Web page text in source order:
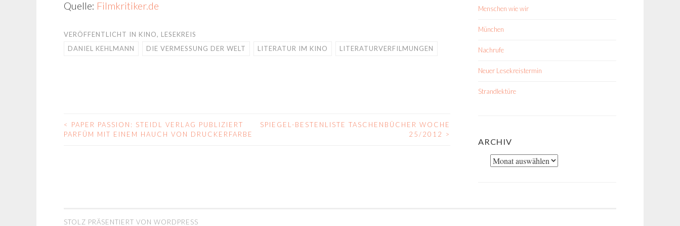
Quelle: Filmkritiker.de
VERÖFFENTLICHT IN KINO, LESEKREIS
DANIEL KEHLMANN
DIE VERMESSUNG DER WELT LITERATUR IM KINO LITERATURVERFILMUNGEN
BEITRAGS-
<
PAPER PASSION: STEIDL VERLAG PUBLIZIERT
PARFÜM MIT EINEM HAUCH VON DRUCKERFARBE
SPIEGEL-BESTENLISTE TASCHENBÜCHER WOCHE
25/2012 >
Menschen wie wir
München
Nachrufe
Neuer Lesekreistermin
Strandlektüre
ARCHIV
Archiv
STOLZ PRÄSENTIERT VON WORDPRESS